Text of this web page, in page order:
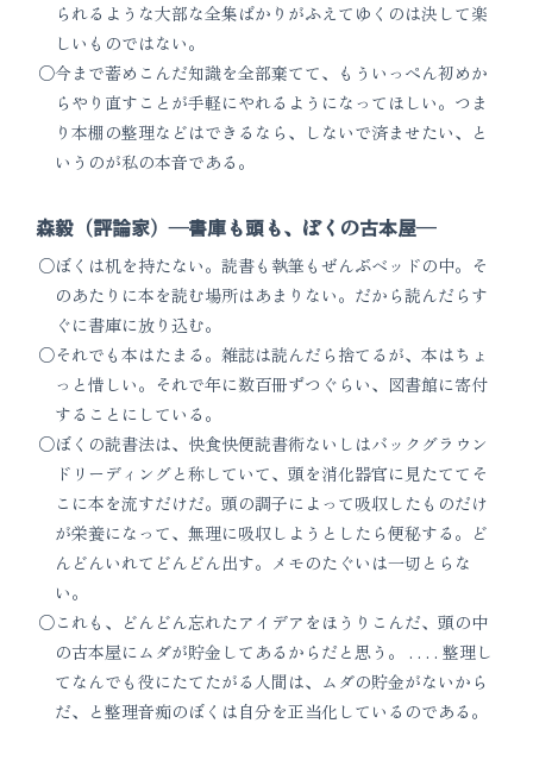
られるような大部な全集ばかりがふえてゆくのは決して楽
しいものではない。
今まで蓄めこんだ知識を全部棄てて、もういっぺん初めか
らやり直すことが手軽にやれるようになってほしい。つま
り本棚の整理などはできるなら、しないで済ませたい、と
いうのが私の本音である。
森毅（評論家）―書庫も頭も、ぼくの古本屋―
ぼくは机を持たない。読書も執筆もぜんぶベッドの中。そ
のあたりに本を読む場所はあまりない。だから読んだらす
ぐに書庫に放り込む。
それでも本はたまる。雑誌は読んだら捨てるが、本はちょ
っと惜しい。それで年に数百冊ずつぐらい、図書館に寄付
することにしている。
ぼくの読書法は、快食快便読書術ないしはバックグラウン
ドリーディングと称していて、頭を消化器官に見たててそ
こに本を流すだけだ。頭の調子によって吸収したものだけ
が栄養になって、無理に吸収しようとしたら便秘する。ど
んどんいれてどんどん出す。メモのたぐいは一切とらな
い。
これも、どんどん忘れたアイデアをほうりこんだ、頭の中
の古本屋にムダが貯金してあるからだと思う。 . . . . 整理し
てなんでも役にたてたがる人間は、ムダの貯金がないから
だ、と整理音痴のぼくは自分を正当化しているのである。